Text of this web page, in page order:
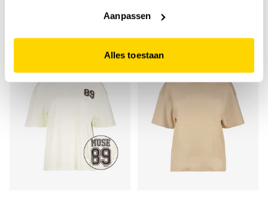
website niet optimaal functioneert.
Aanpassen
Alles toestaan